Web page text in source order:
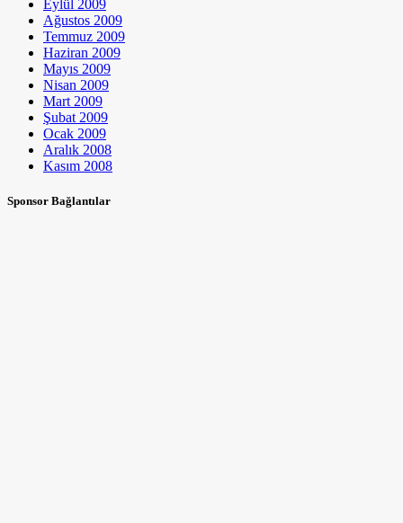
Eylül 2009
Ağustos 2009
Temmuz 2009
Haziran 2009
Mayıs 2009
Nisan 2009
Mart 2009
Şubat 2009
Ocak 2009
Aralık 2008
Kasım 2008
Sponsor Bağlantılar